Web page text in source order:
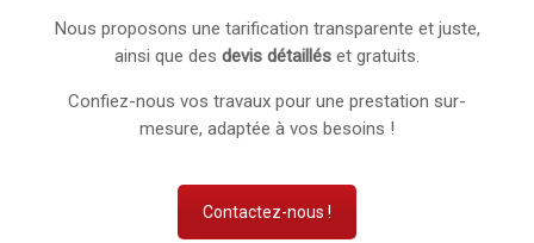
Nous proposons une tarification transparente et juste,
ainsi que des devis détaillés et gratuits.
Confiez-nous vos travaux pour une prestation sur-
mesure, adaptée à vos besoins !
Contactez-nous !